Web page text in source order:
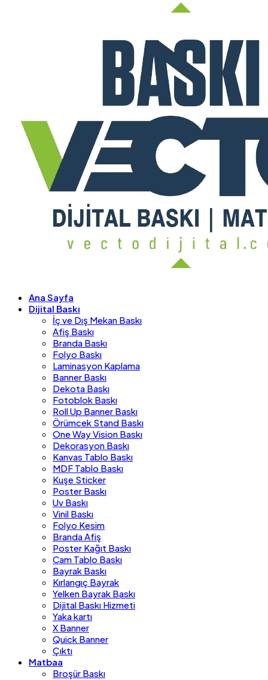
Ana Sayfa
Dijital Baskı
İç ve Dış Mekan Baskı
Afiş Baskı
Branda Baskı
Folyo Baskı
Laminasyon Kaplama
Banner Baskı
Dekota Baskı
Fotoblok Baskı
Roll Up Banner Baskı
Örümcek Stand Baskı
One Way Vision Baskı
Dekorasyon Baskı
Kanvas Tablo Baskı
MDF Tablo Baskı
Kuşe Sticker
Poster Baskı
Uv Baskı
Vinil Baskı
Folyo Kesim
Branda Afiş
Poster Kağıt Baskı
Cam Tablo Baskı
Bayrak Baskı
Kırlangıç Bayrak
Yelken Bayrak Baskı
Dijital Baskı Hizmeti
Yaka kartı
X Banner
Quick Banner
Çıktı
Matbaa
Broşür Baskı